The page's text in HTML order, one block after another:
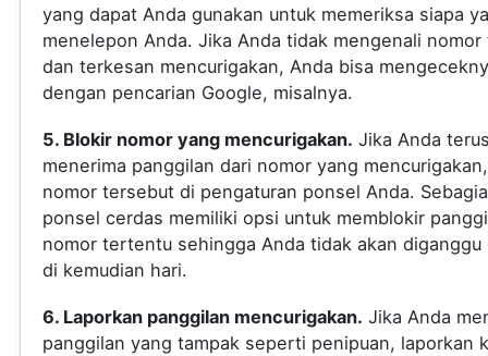
yang dapat Anda gunakan untuk memeriksa siapa
menelepon Anda. Jika Anda tidak mengenali
dan terkesan mencurigakan, Anda bisa
dengan pencarian Google, misalnya.
5. Blokir nomor yang mencurigakan. Jika Anda
menerima panggilan dari nomor yang
nomor tersebut di pengaturan ponsel Anda.
ponsel cerdas memiliki opsi untuk memblokir
nomor tertentu sehingga Anda tidak akan diganggu
di kemudian hari.
6. Laporkan panggilan mencurigakan. Jika Anda
panggilan yang tampak seperti penipuan, laporkan